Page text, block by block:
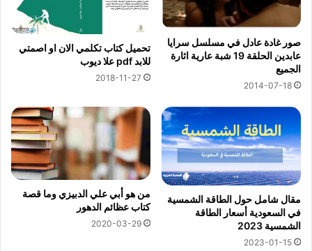
صور غادة عادل في مسلسل سرايا
عابدين الحلقة 19 شبة عارية اثارة
الجميع
2014-07-18
تحميل كتاب تكلمي الان او اصمتي
للابد pdf علا ديوب
2018-11-27
مقال شامل حول الطاقة الشمسية
في السعودية أسعار الطاقة
الشمسية 2023
2023-01-15
من هو أبي علي الدبيزي وما قصة
كتاب عظائم الدهور
2020-03-29